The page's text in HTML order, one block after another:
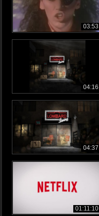
03:53
04:16
04:37
01:11:10